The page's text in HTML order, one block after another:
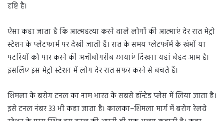
दृष्टि है।
ऐसा कहा जाता है कि आत्महत्या करने वाले लोगों की आत्माएं देर रात मेट्रो
स्टेशन के प्लेटफार्म पर देखी जाती हैं। रात के समय प्लेटफॉर्म के खंभों या
पटरियों को पार करने की अजीबोगरीब छायाएं दिखना यहां बेहद आम है।
इसलिए इस मेट्रो स्टेशन में लोग देर रात सफर करने से बचते हैं।
शिमला के बरोग टनल का नाम भारत के सबसे हॉन्टेड प्लेस में लिया जाता है।
इसे टनल नंबर 33 भी कहा जाता है। कालका−शिमला मार्ग में बरोग रेलवे